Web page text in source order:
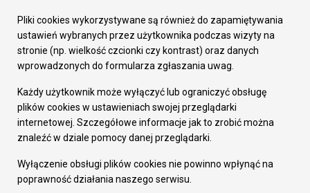
Gospodarka
Fundusze europejskie
Środki krajowe
Oferty inwestycyjne
Pozostałe
Deklaracja dostępności
Dane osobowe
Dodaj opinię o witrynie
Pliki cookies wykorzystywane są również do zapamiętywania
ustawień wybranych przez użytkownika podczas wizyty na
stronie (np. wielkość czcionki czy kontrast) oraz danych
wprowadzonych do formularza zgłaszania uwag.
Każdy użytkownik może wyłączyć lub ograniczyć obsługę
plików cookies w ustawieniach swojej przeglądarki
internetowej. Szczegółowe informacje jak to zrobić można
znaleźć w dziale pomocy danej przeglądarki.
Wyłączenie obsługi plików cookies nie powinno wpłynąć na
poprawność działania naszego serwisu.